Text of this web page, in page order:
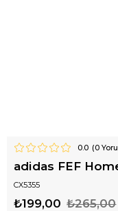
0.0 (0
adidas FEF
CX5355
₺265,00
₺199,00